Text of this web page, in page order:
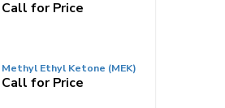
Call for Price
Methyl Ethyl Ketone (MEK)
Call for Price